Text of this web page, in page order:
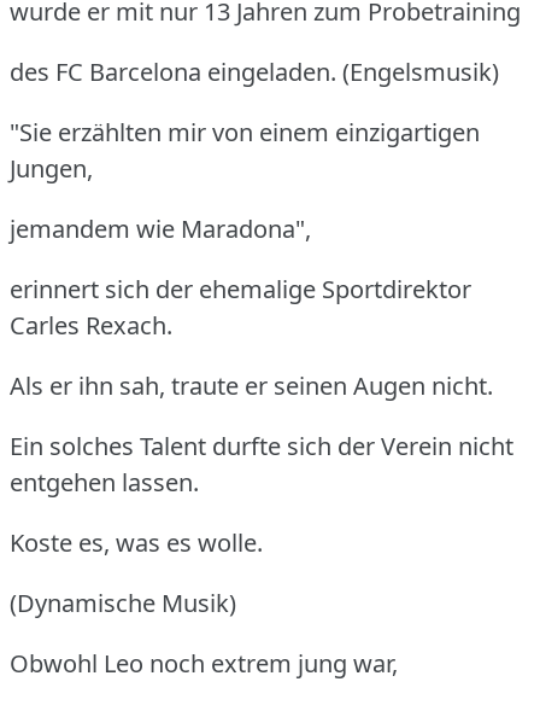
wurde er mit nur 13 Jahren zum Probetraining
des FC Barcelona eingeladen. (Engelsmusik)
"Sie erzählten mir von einem einzigartigen
Jungen,
jemandem wie Maradona",
erinnert sich der ehemalige Sportdirektor
Carles Rexach.
Als er ihn sah, traute er seinen Augen nicht.
Ein solches Talent durfte sich der Verein nicht
entgehen lassen.
Koste es, was es wolle.
(Dynamische Musik)
Obwohl Leo noch extrem jung war,